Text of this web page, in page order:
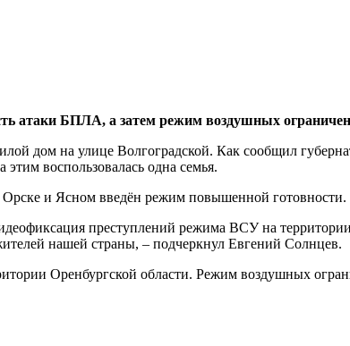
атаки БПЛА, а затем режим воздушных
дом на улице Волгоградской. Как сообщил
воспользовалась одна семья.
и Ясном введён режим повышенной готовности.
преступлений режима ВСУ на
нашей страны, – подчеркнул Евгений Солнцев.
Оренбургской области. Режим воздушных